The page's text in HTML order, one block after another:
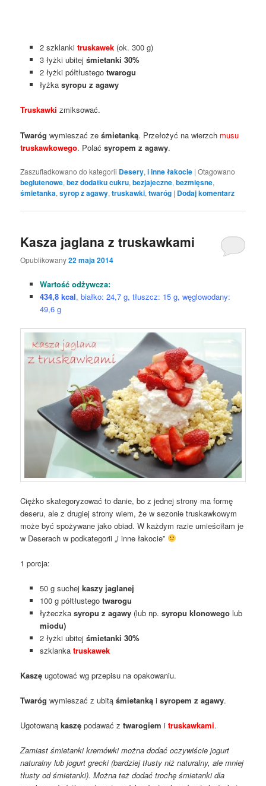
2 szklanki truskawek(ok. 300 g)
3 łyżki ubitej śmietanki 30%
2 łyżki półtłustego twarogu
łyżka syropu z agawy
Truskawki zmiksować.
Twaróg wymieszać ześmietanką. Przełożyć na wierzch musu
truskawkowego. Polaćsyropem z agawy.
Zaszufladkowano do kategorii Desery,i inne łakocie |Otagowano
beglutenowe,bez dodatku cukru,bezjajeczne,bezmięsne,
śmietanka,syrop z agawy,truskawki,twaróg | Dodaj komentarz
Kasza jaglana z truskawkami
Opublikowany22 maja 2014
Wartość odżywcza:
434,8 kcal, białko: 24,7 g, tłuszcz: 15 g, węglowodany:
49,6 g
Ciężko skategoryzować to danie, bo z jednej strony ma formę
deseru, ale z drugiej strony wiem, że w sezonie truskawkowym
może być spożywane jako obiad. W każdym razie umieściłam je
w Deserach w podkategorii „i inne łakocie”
1 porcja:
50 g suchej kaszy jaglanej
100 g półtłustego twarogu
łyżeczka syropu z agawy(lub np. syropu klonowegolub
miodu)
2 łyżki ubitej śmietanki 30%
szklankatruskawek
Kaszę ugotować wg przepisu na opakowaniu.
Twaróg wymieszać z ubitąśmietanką isyropem z agawy.
Ugotowanąkaszę podawać z twarogiem itruskawkami.
Zamiast śmietanki kremówki można dodać oczywiście jogurt
naturalny lub jogurt grecki (bardziej tłusty niż naturalny, ale mniej
tłusty od śmietanki). Można też dodać trochę śmietanki dla